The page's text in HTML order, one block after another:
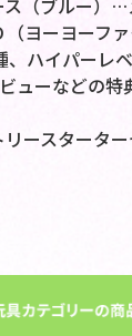
（ブルー）…
ヨーヨーフ
、ハイパーレ
ューなどの特
リースタータ